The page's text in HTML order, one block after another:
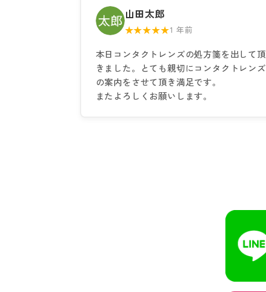
山田太郎
★★★★★1 年前
本日コンタクトレンズの処方箋を出して頂
きました。とても親切にコンタクトレンズ
の案内をさせて頂き満足です。
またよろしくお願いします。